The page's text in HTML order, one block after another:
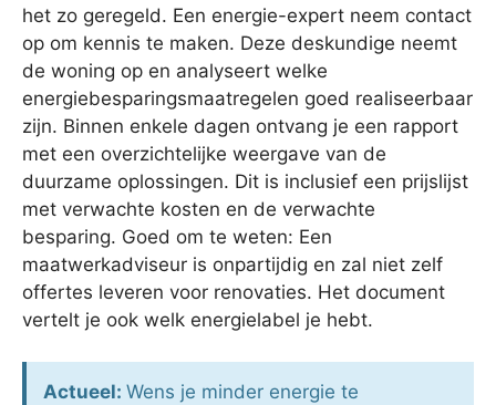
het zo geregeld. Een energie-expert neem contact
op om kennis te maken. Deze deskundige neemt
de woning op en analyseert welke
energiebesparingsmaatregelen goed realiseerbaar
zijn. Binnen enkele dagen ontvang je een rapport
met een overzichtelijke weergave van de
duurzame oplossingen. Dit is inclusief een prijslijst
met verwachte kosten en de verwachte
besparing. Goed om te weten: Een
maatwerkadviseur is onpartijdig en zal niet zelf
offertes leveren voor renovaties. Het document
vertelt je ook welk energielabel je hebt.
Actueel: Wens je minder energie te